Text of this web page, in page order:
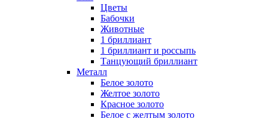
Цветы
Бабочки
Животные
1 бриллиант
1 бриллиант и россыпь
Танцующий бриллиант
Металл
Белое золото
Желтое золото
Красное золото
Белое с желтым золото